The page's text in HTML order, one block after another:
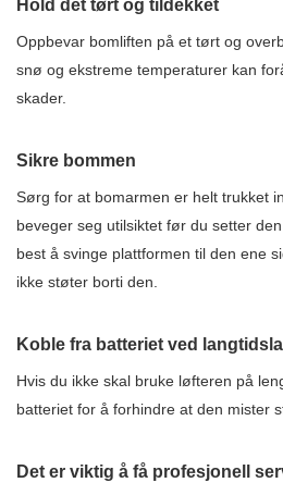
Hold det tørt og tildekket
Oppbevar bomliften på et tørt og
snø og ekstreme temperaturer kan
skader.
Sikre bommen
Sørg for at bomarmen er helt trukket
beveger seg utilsiktet før du setter
best å svinge plattformen til den ene
ikke støter borti den.
Koble fra batteriet ved
Hvis du ikke skal bruke løfteren på
batteriet for å forhindre at den mister
Det er viktig å få profesjonell